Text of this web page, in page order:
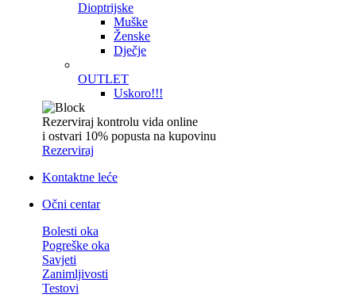
Dioptrijske
Muške
Ženske
Dječje
OUTLET
Uskoro!!!
Rezerviraj kontrolu vida online
i ostvari 10% popusta na kupovinu
Rezerviraj
Kontaktne leće
Očni centar
Bolesti oka
Pogreške oka
Savjeti
Zanimljivosti
Testovi